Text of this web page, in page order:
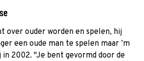
over ouder worden en spelen, hij
een oude man te spelen maar ’m
2002. "Je bent gevormd door de